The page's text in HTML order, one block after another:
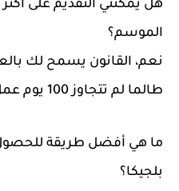
هل يمكنني التقديم على
الموسم؟
نعم، القانون يسمح لك
طالما لم تتجاوز 100 يوم عمل خلال السنة.
ما هي أفضل طريقة
بلجيكا؟